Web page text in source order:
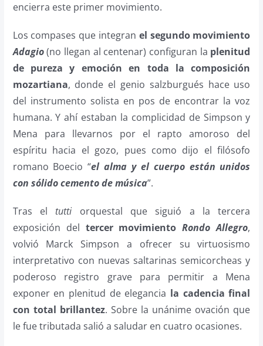
encierra este primer movimiento.
Los compases que integran el segundo movimiento
Adagio(no llegan al centenar) configuran la plenitud
de pureza y emoción en toda la composición
mozartiana, donde el genio salzburgués hace uso
del instrumento solista en pos de encontrar la voz
humana. Y ahí estaban la complicidad de Simpson y
Mena para llevarnos por el rapto amoroso del
espíritu hacia el gozo, pues como dijo el filósofo
romano Boecio “el alma y el cuerpo están unidos
con sólido cemento de música”.
Tras el tutti orquestal que siguió a la tercera
exposición del tercer movimientoRondo Allegro,
volvió Marck Simpson a ofrecer su virtuosismo
interpretativo con nuevas saltarinas semicorcheas y
poderoso registro grave para permitir a Mena
exponer en plenitud de elegancia la cadencia final
con total brillantez. Sobre la unánime ovación que
le fue tributada salió a saludar en cuatro ocasiones.